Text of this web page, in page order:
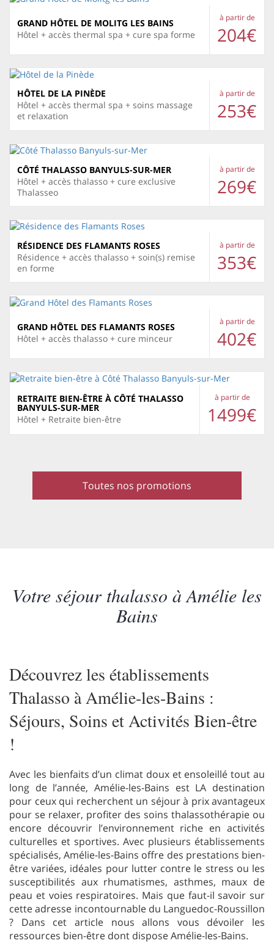
GRAND HÔTEL DE MOLITG LES BAINS
Hôtel + accès thermal spa + cure spa forme
à partir de
204€
HÔTEL DE LA PINÈDE
Hôtel + accès thermal spa + soins massage
et relaxation
à partir de
253€
CÔTÉ THALASSO BANYULS-SUR-MER
Hôtel + accès thalasso + cure exclusive
Thalasseo
à partir de
269€
RÉSIDENCE DES FLAMANTS ROSES
Résidence + accès thalasso + soin(s) remise
en forme
à partir de
353€
GRAND HÔTEL DES FLAMANTS ROSES
Hôtel + accès thalasso + cure minceur
à partir de
402€
RETRAITE BIEN-ÊTRE À CÔTÉ THALASSO
BANYULS-SUR-MER
Hôtel + Retraite bien-être
à partir de
1499€
Toutes nos promotions
Votre séjour thalasso à Amélie les
Bains
Découvrez les établissements
Thalasso à Amélie-les-Bains :
Séjours, Soins et Activités Bien-être
!
Avec les bienfaits d’un climat doux et ensoleillé tout au
long de l’année, Amélie-les-Bains est LA destination
pour ceux qui recherchent un séjour à prix avantageux
pour se relaxer, profiter des soins thalassothérapie ou
encore découvrir l’environnement riche en activités
culturelles et sportives. Avec plusieurs établissements
spécialisés, Amélie-les-Bains offre des prestations bien-
être variées, idéales pour lutter contre le stress ou les
susceptibilités aux rhumatismes, asthmes, maux de
peau et voies respiratoires. Mais que faut-il savoir sur
cette adresse incontournable du Languedoc-Roussillon
? Dans cet article nous allons vous dévoiler les
ressources bien-être dont dispose Amélie-les-Bains.